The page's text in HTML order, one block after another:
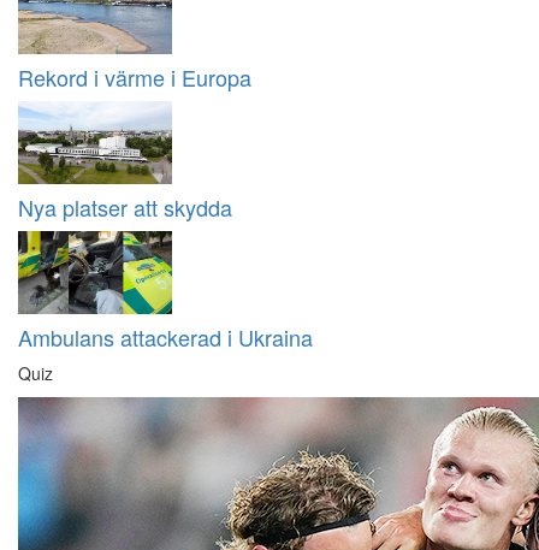
Rekord i värme i Europa
Nya platser att skydda
Ambulans attackerad i Ukraina
Quiz